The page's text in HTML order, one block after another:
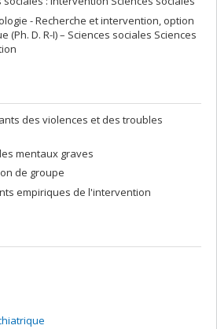
- Recherche et intervention, option
(Ph. D. R-I) – Sciences sociales Sciences
des violences et des troubles
mentaux graves
de groupe
empiriques de l'intervention